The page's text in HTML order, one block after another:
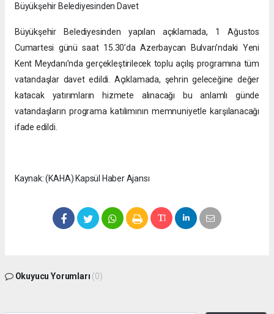
Büyükşehir Belediyesinden Davet
Büyükşehir Belediyesinden yapılan açıklamada, 1 Ağustos
Cumartesi günü saat 15.30’da Azerbaycan Bulvarı’ndaki Yeni
Kent Meydanı’nda gerçekleştirilecek toplu açılış programına tüm
vatandaşlar davet edildi. Açıklamada, şehrin geleceğine değer
katacak yatırımların hizmete alınacağı bu anlamlı günde
vatandaşların programa katılımının memnuniyetle karşılanacağı
ifade edildi.
Kaynak: (KAHA) Kapsül Haber Ajansı
Okuyucu Yorumları (0)